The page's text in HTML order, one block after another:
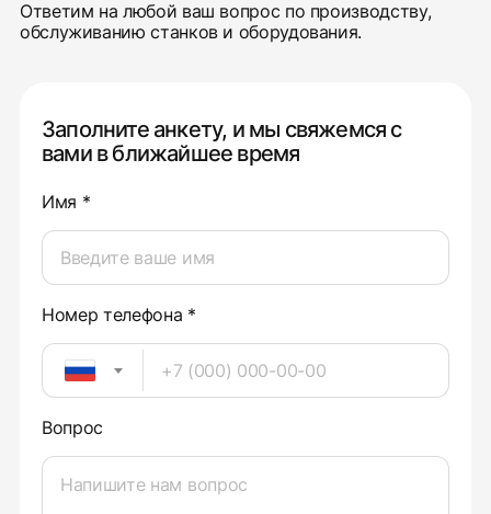
Ответим на любой ваш вопрос по производству,
обслуживанию станков и оборудования.
Заполните анкету, и мы свяжемся с
вами в ближайшее время
Имя *
Номер телефона *
Вопрос